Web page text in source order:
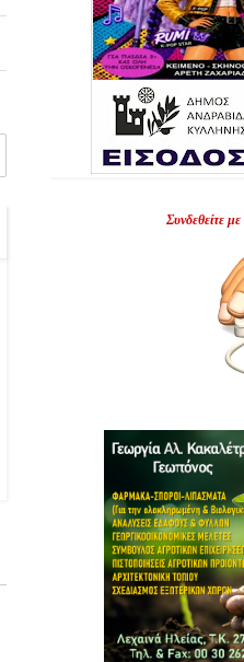
Συνδεθείτε